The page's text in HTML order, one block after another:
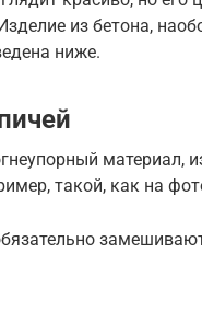
из бетона,
ниже.
материал,
такой, как на